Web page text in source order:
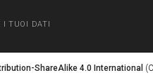
I TUOI DATI
ShareAlike 4.0 International